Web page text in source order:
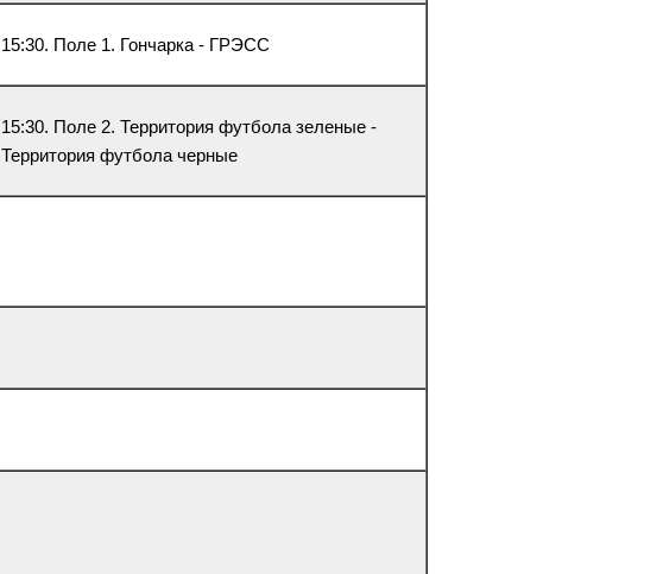
15:30. Поле 1. Гончарка - ГРЭСС
15:30. Поле 2. Территория футбола зеленые -
Территория футбола черные